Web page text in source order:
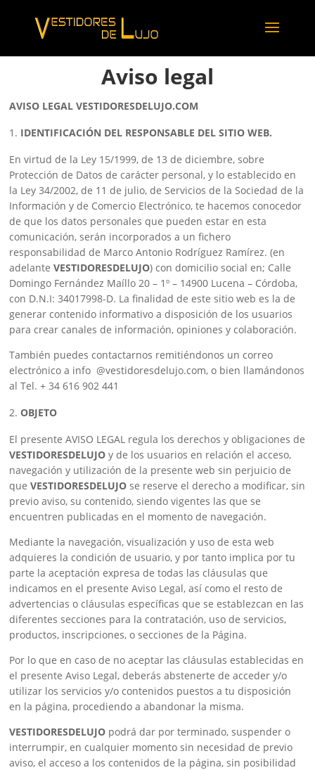
Aviso legal
AVISO LEGAL VESTIDORESDELUJO.COM
IDENTIFICACIÓN DEL RESPONSABLE DEL SITIO WEB.
En virtud de la Ley 15/1999, de 13 de diciembre, sobre
Protección de Datos de carácter personal, y lo establecido en
la Ley 34/2002, de 11 de julio, de Servicios de la Sociedad de la
Información y de Comercio Electrónico, te hacemos conocedor
de que los datos personales que pueden estar en esta
comunicación, serán incorporados a un fichero
responsabilidad de Marco Antonio Rodríguez Ramírez. (en
adelanteVESTIDORESDELUJO) con domicilio social en; Calle
Domingo Fernández Maíllo 20 – 1º – 14900 Lucena – Córdoba,
con D.N.I: 34017998-D. La finalidad de este sitio web es la de
generar contenido informativo a disposición de los usuarios
para crear canales de información, opiniones y colaboración.
También puedes contactarnos remitiéndonos un correo
electrónico a info @vestidoresdelujo.com, o bien llamándonos
al Tel. + 34 616 902 441
OBJETO
El presente AVISO LEGAL regula los derechos y obligaciones de
VESTIDORESDELUJOy de los usuarios en relación el acceso,
navegación y utilización de la presente web sin perjuicio de
queVESTIDORESDELUJOse reserve el derecho a modificar, sin
previo aviso, su contenido, siendo vigentes las que se
encuentren publicadas en el momento de navegación.
Mediante la navegación, visualización y uso de esta web
adquieres la condición de usuario, y por tanto implica por tu
parte la aceptación expresa de todas las cláusulas que
indicamos en el presente Aviso Legal, así como el resto de
advertencias o cláusulas específicas que se establezcan en las
diferentes secciones para la contratación, uso de servicios,
productos, inscripciones, o secciones de la Página.
Por lo que en caso de no aceptar las cláusulas establecidas en
el presente Aviso Legal, deberás abstenerte de acceder y/o
utilizar los servicios y/o contenidos puestos a tu disposición
en la página, procediendo a abandonar la misma.
VESTIDORESDELUJO podrá dar por terminado, suspender o
interrumpir, en cualquier momento sin necesidad de previo
aviso, el acceso a los contenidos de la página, sin posibilidad